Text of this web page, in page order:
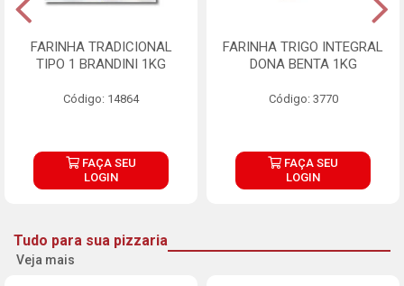
FARINHA TRADICIONAL
TIPO 1 BRANDINI 1KG
Código: 14864
FAÇA SEU
LOGIN
FARINHA TRIGO INTEGRAL
DONA BENTA 1KG
Código: 3770
FAÇA SEU
LOGIN
Tudo para sua pizzaria
Veja mais